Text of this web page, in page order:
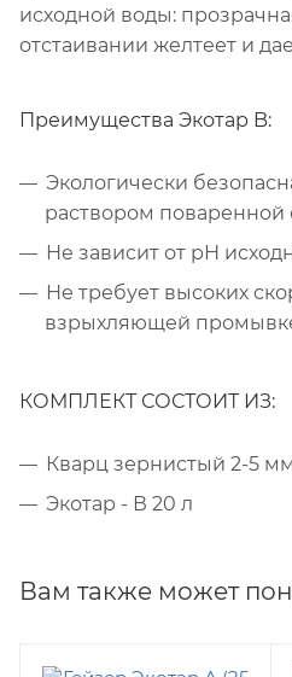
исходной воды:
отстаивании желтеет и
Преимущества Экотар B:
Экологически
раствором поваренной
Не зависит от рН
Не требует высоких
взрыхляющей
КОМПЛЕКТ СОСТОИТ ИЗ:
Кварц зернистый 2-5
Экотар - В 20 л
Вам также может